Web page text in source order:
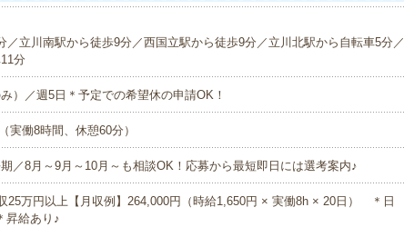
／立川南駅から徒歩9分／西国立駅から徒歩9分／立川北駅から自転車5分／
分
）／週5日＊予定での希望休の申請OK！
実働8時間、休憩60分）
／8月～9月～10月～も相談OK！応募から最短即日には選考案内♪
25万円以上【月収例】264,000円（時給1,650円 × 実働8h × 20日） ＊日
昇給あり♪